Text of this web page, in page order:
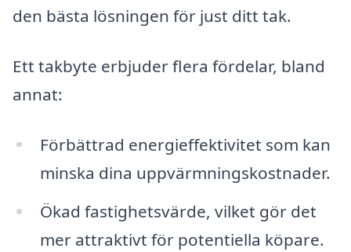
den bästa lösningen för just ditt tak.
Ett takbyte erbjuder flera fördelar, bland
annat:
Förbättrad energieffektivitet som kan
minska dina uppvärmningskostnader.
Ökad fastighetsvärde, vilket gör det
mer attraktivt för potentiella köpare.